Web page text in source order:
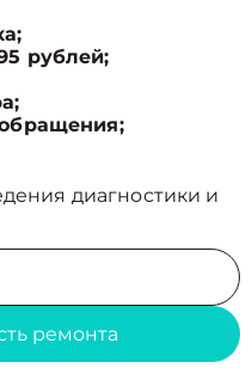
рублей;
диагностики и
ремонта